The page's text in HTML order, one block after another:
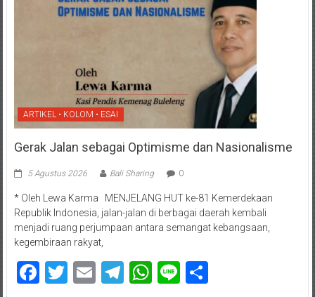
ARTIKEL • KOLOM • ESAI
Gerak Jalan sebagai Optimisme dan Nasionalisme
5 Agustus 2026 Bali Sharing 0
* Oleh Lewa Karma MENJELANG HUT ke-81 Kemerdekaan
Republik Indonesia, jalan-jalan di berbagai daerah kembali
menjadi ruang perjumpaan antara semangat kebangsaan,
kegembiraan rakyat,
Facebook
Twitter
EmailTelegram
WhatsApp
LineShare